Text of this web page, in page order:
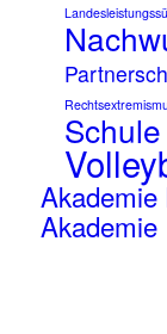
Schule
Akademie
Akademie